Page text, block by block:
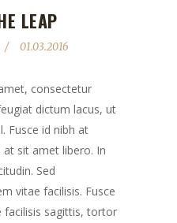
LEAP
01.03.2016
consectetur
dictum lacus, ut
Fusce id nibh at
sit amet libero. In
Sed
vitae facilisis. Fusce
facilisis sagittis, tortor